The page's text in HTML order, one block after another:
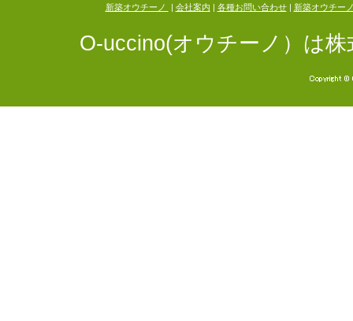
新築オウチーノ 会社案内 各種お問い合わせ| 新築オウチー
O-uccino(オウチーノ）は